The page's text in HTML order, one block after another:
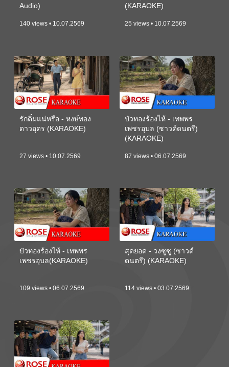
Audio)
140 views • 10.07.2569
(KARAOKE)
25 views • 10.07.2569
รักติ๋มแน่หรือ - หงษ์ทอง
ดาวอุดร (KARAOKE)
27 views • 10.07.2569
บัวทองร้องไห้ - เทพพร
เพชรอุบล (ซาวด์ดนตรี)
(KARAOKE)
87 views • 06.07.2569
บัวทองร้องไห้ - เทพพร
เพชรอุบล(KARAOKE)
109 views • 06.07.2569
สุดยอด - วงซูซู (ซาวด์
ดนตรี) (KARAOKE)
114 views • 03.07.2569